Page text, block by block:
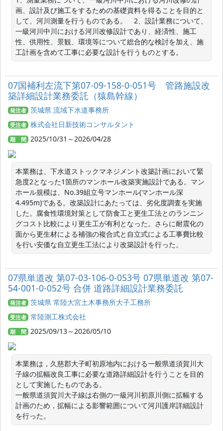
画、設計及び施工をするための基礎資料を得ることを目的と
して、河川測量を行うものである。　2、設計業務について、
一級河川中川における河川改修設計であり、経済性、施工
性、供用性、景観、環境等について総合的な検討を加え、施
工計画を含めて工事に必要な設計を行うものとする。
07国補利左流下第07-09-158-0-051号 管路施設改
築詳細設計業務委託（猿島幹線）
発注者 茨城県 流域下水道事務所
受注者 株式会社日新技術コンサルタント
期 間 2025/10/31～2026/04/28
本業務は、下水道ストックマネジメント改築計画において緊
急度2となった1箇所のマンホール改築実施設計である。マン
ホール規模は、No.39組立号マンホール(マンホール深
4.495m)である。改築設計にあたっては、劣化度調査を実施
した。腐食性環境対策として防食工と更生工法とのランニン
グコスト比較により更生工が有利となった。さらに耐震化の
面から更生材による補強の複合式と自立式による工事費比較
を行い安価な自立更生工法により改築設計を行った。
07県単道改 第07-03-106-0-053号 07県単道改 第07-
54-001-0-052号 合併 道路詳細設計業務委託
発注者 茨城県 常陸大宮土木事務所大子工務所
受注者 常陸測工株式会社
期 間 2025/09/13～2026/05/10
本業務は，久慈郡大子町初原地内における一般県道須賀川大
子線の拡幅改良工事に必要な道路詳細設計を行うことを目的
として実施したものである。
一般県道須賀川大子線は右側の一級河川初原川側に拡幅する
計画のため，拡幅による影響範囲について河川護岸詳細設計
を行った。